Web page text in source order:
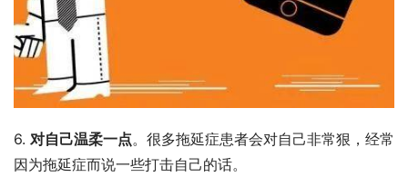
6. 对自己温柔一点。很多拖延症患者会对自己非常狠，经常
因为拖延症而说一些打击自己的话。